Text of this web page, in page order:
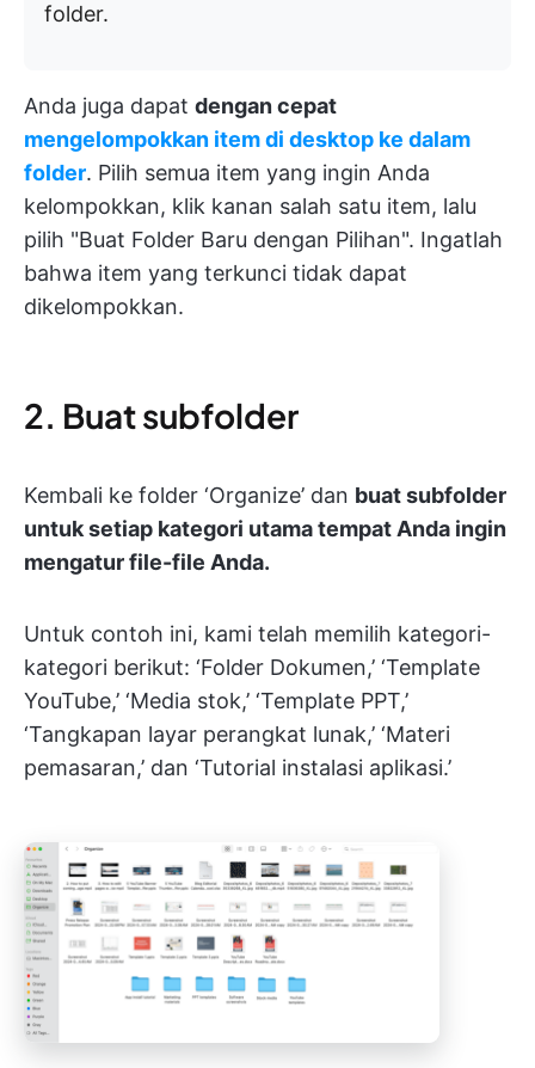
folder.
Anda juga dapat dengan cepat
mengelompokkan item di desktop ke dalam
folder. Pilih semua item yang ingin Anda
kelompokkan, klik kanan salah satu item, lalu
pilih "Buat Folder Baru dengan Pilihan". Ingatlah
bahwa item yang terkunci tidak dapat
dikelompokkan.
2. Buat subfolder
Kembali ke folder ‘Organize’ dan buat subfolder
untuk setiap kategori utama tempat Anda ingin
mengatur file-file Anda.
Untuk contoh ini, kami telah memilih kategori-
kategori berikut: ‘Folder Dokumen,’ ‘Template
YouTube,’ ‘Media stok,’ ‘Template PPT,’
‘Tangkapan layar perangkat lunak,’ ‘Materi
pemasaran,’ dan ‘Tutorial instalasi aplikasi.’